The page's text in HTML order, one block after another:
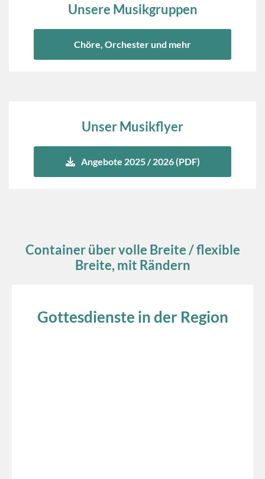
Unsere Musikgruppen
Chöre, Orchester und mehr
Unser Musikflyer
Angebote 2025 / 2026 (PDF)
Container über volle Breite / flexible
Breite, mit Rändern
Gottesdienste in der Region